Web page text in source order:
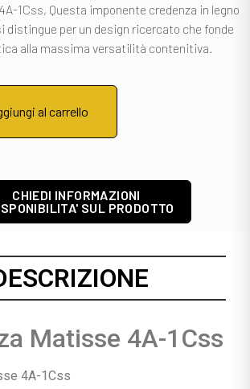
1Css, Questa imponente credenza in legno
distingue per un design ricercato che fonde
alla massima versatilità contenitiva.
al carrello
CHIEDI INFORMAZIONI
SUL PRODOTTO
Matisse 4A-1Css
4A-1Css